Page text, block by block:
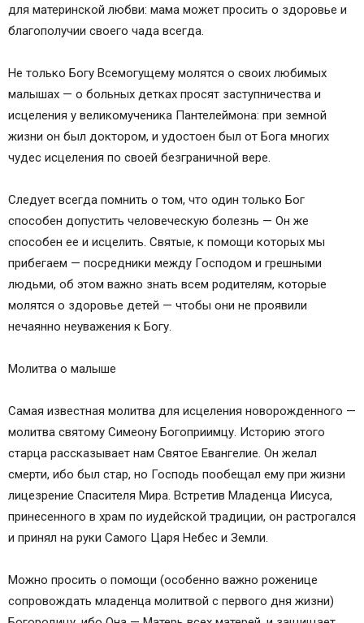
для материнской любви: мама может просить о здоровье и
благополучии своего чада всегда.
Не только Богу Всемогущему молятся о своих любимых
малышах — о больных детках просят заступничества и
исцеления у великомученика Пантелеймона: при земной
жизни он был доктором, и удостоен был от Бога многих
чудес исцеления по своей безграничной вере.
Следует всегда помнить о том, что один только Бог
способен допустить человеческую болезнь — Он же
способен ее и исцелить. Святые, к помощи которых мы
прибегаем — посредники между Господом и грешными
людьми, об этом важно знать всем родителям, которые
молятся о здоровье детей — чтобы они не проявили
нечаянно неуважения к Богу.
Молитва о малыше
Самая известная молитва для исцеления новорожденного —
молитва святому Симеону Богоприимцу. Историю этого
старца рассказывает нам Святое Евангелие. Он желал
смерти, ибо был стар, но Господь пообещал ему при жизни
лицезрение Спасителя Мира. Встретив Младенца Иисуса,
принесенного в храм по иудейской традиции, он растрогался
и принял на руки Самого Царя Небес и Земли.
Можно просить о помощи (особенно важно роженице
сопровождать младенца молитвой с первого дня жизни)